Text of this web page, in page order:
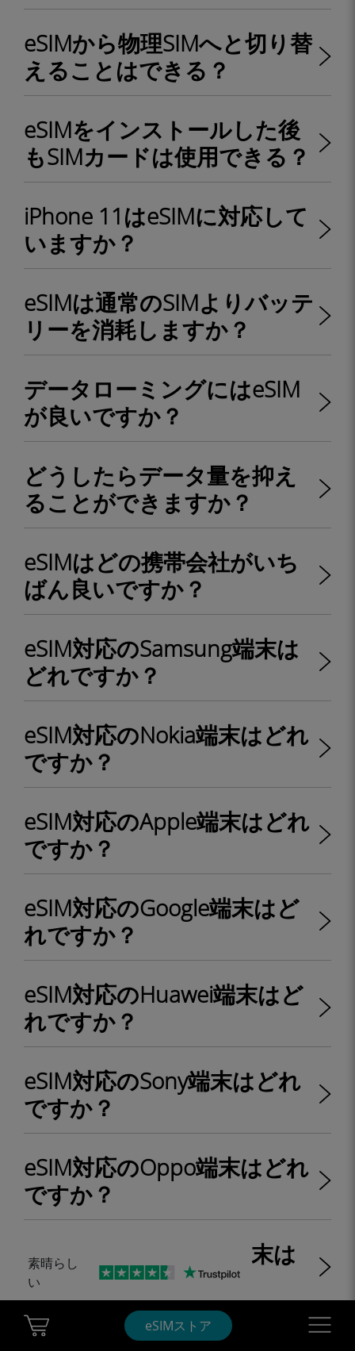
eSIMストア
eSIMから物理SIMへと切り替
えることはできる？
eSIMをインストールした後
もSIMカードは使用できる？
iPhone 11はeSIMに対応して
いますか？
eSIMは通常のSIMよりバッテ
リーを消耗しますか？
データローミングにはeSIM
が良いですか？
どうしたらデータ量を抑え
ることができますか？
eSIMはどの携帯会社がいち
ばん良いですか？
eSIM対応のSamsung端末は
どれですか？
eSIM対応のNokia端末はどれ
ですか？
eSIM対応のApple端末はどれ
ですか？
eSIM対応のGoogle端末はど
れですか？
eSIM対応のHuawei端末はど
れですか？
eSIM対応のSony端末はどれ
ですか？
eSIM対応のOppo端末はどれ
ですか？
eSIM対応のMotorola端末は
どれですか？
eSIM対応のHonor端末はど
素晴らし
い